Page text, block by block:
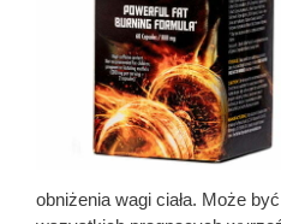
obniżenia wagi ciała. Może